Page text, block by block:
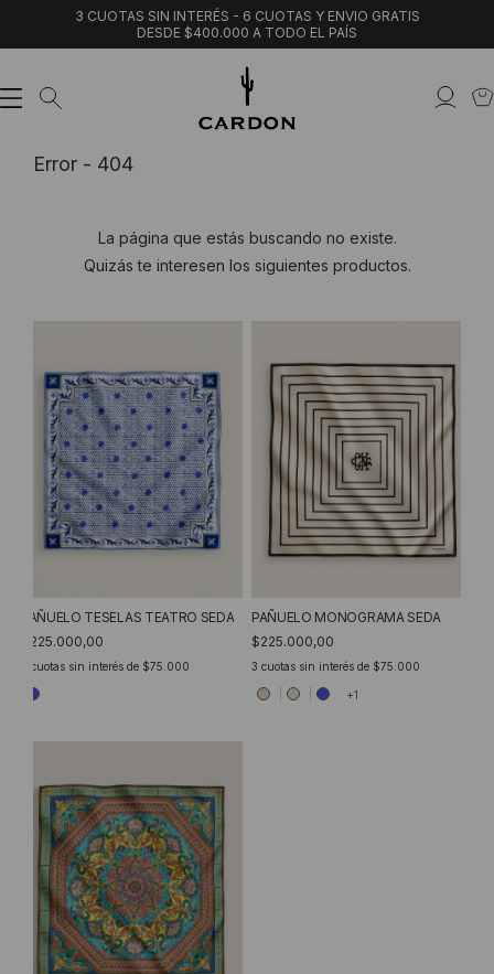
3 CUOTAS SIN INTERÉS - 6 CUOTAS Y ENVIO GRATIS
DESDE $400.000 A TODO EL PAÍS
Error - 404
La página que estás buscando no existe.
Quizás te interesen los siguientes productos.
PAÑUELO TESELAS TEATRO SEDA
$225.000,00
cuotas sin interés de $75.000
PAÑUELO MONOGRAMA SEDA
$225.000,00
3 cuotas sin interés de $75.000
+1